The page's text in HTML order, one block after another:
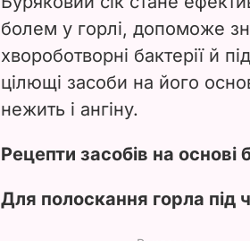
болем у горлі, допоможе
хвороботворні бактерії й
цілющі засоби на його
нежить і ангіну.
Рецепти засобів на основі
Для полоскання горла під